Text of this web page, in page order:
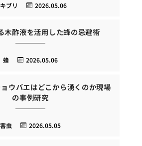
2026.05.06
ブリ
木酢液を活用した蜂の忌避術
2026.05.06
蜂
ウバエはどこから湧くのか現場
の事例研究
2026.05.05
害虫